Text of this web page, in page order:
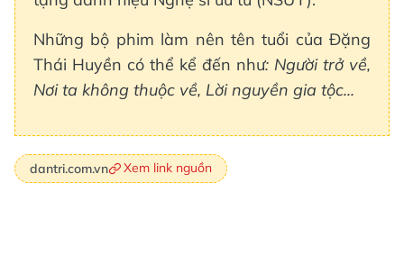
Những bộ phim làm nên tên tuổi của Đặng
Thái Huyền có thể kể đến như: Người trở về,
Nơi ta không thuộc về, Lời nguyền gia tộc...
dantri.com.vn Xem link nguồn